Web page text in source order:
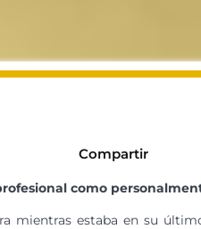
Compartir
como
mientras estaba en su